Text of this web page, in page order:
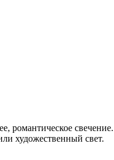
художественный свет.